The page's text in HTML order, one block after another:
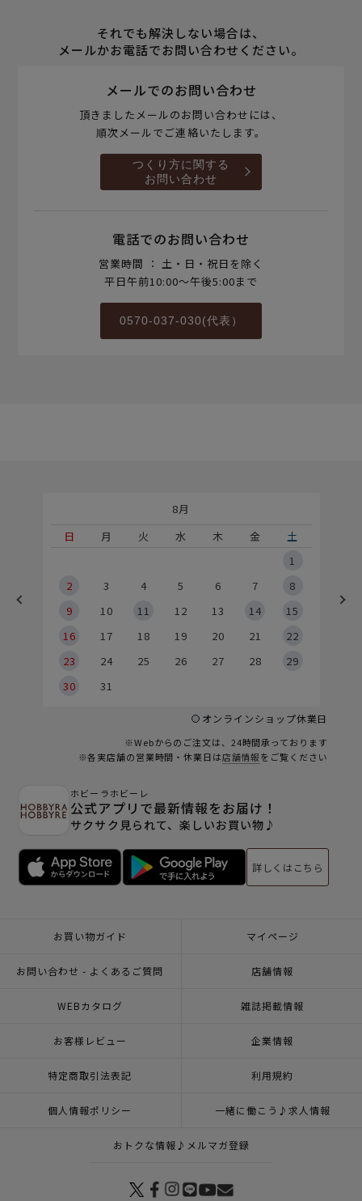
それでも解決しない場合は、
メールかお電話でお問い合わせください。
メールでのお問い合わせ
頂きましたメールのお問い合わせには、
順次メールでご連絡いたします。
つくり方に関する
お問い合わせ
電話でのお問い合わせ
営業時間 ： 土・日・祝日を除く
平日午前10:00～午後5:00まで
0570-037-030(代表）
8月
日
月 火 水 木 金
土
1
2
3 4 5 6 7
8
9
10 11 12 13 14
15
16
17 18 19 20 21
22
23
24 25 26 27 28
29
30
31
オンラインショップ休業日
※Webからのご注文は、24時間承っております
※各実店舗の営業時間・休業日は店舗情報をご覧ください
ホビーラホビーレ
公式アプリで最新情報をお届け！
サクサク見られて、楽しいお買い物♪
詳しくはこちら
お買い物ガイド マイページ
お問い合わせ - よくあるご質問 店舗情報
WEBカタログ 雑誌掲載情報
お客様レビュー 企業情報
特定商取引法表記 利用規約
個人情報ポリシー 一緒に働こう♪求人情報
おトクな情報♪メルマガ登録